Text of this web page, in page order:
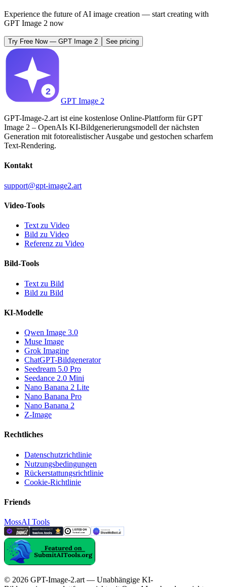
Experience the future of AI image creation — start creating with
GPT Image 2 now
Try Free Now— GPT Image 2 See pricing
GPT Image 2
GPT-Image-2.art ist eine kostenlose Online-Plattform für GPT
Image 2 – OpenAIs KI-Bildgenerierungsmodell der nächsten
Generation mit fotorealistischer Ausgabe und gestochen scharfem
Text-Rendering.
Kontakt
support@gpt-image2.art
Video-Tools
Text zu Video
Bild zu Video
Referenz zu Video
Bild-Tools
Text zu Bild
Bild zu Bild
KI-Modelle
Qwen Image 3.0
Muse Image
Grok Imagine
ChatGPT-Bildgenerator
Seedream 5.0 Pro
Seedance 2.0 Mini
Nano Banana 2 Lite
Nano Banana Pro
Nano Banana 2
Z-Image
Rechtliches
Datenschutzrichtlinie
Nutzungsbedingungen
Rückerstattungsrichtlinie
Cookie-Richtlinie
Friends
MossAI Tools
© 2026 GPT-Image-2.art — Unabhängige KI-